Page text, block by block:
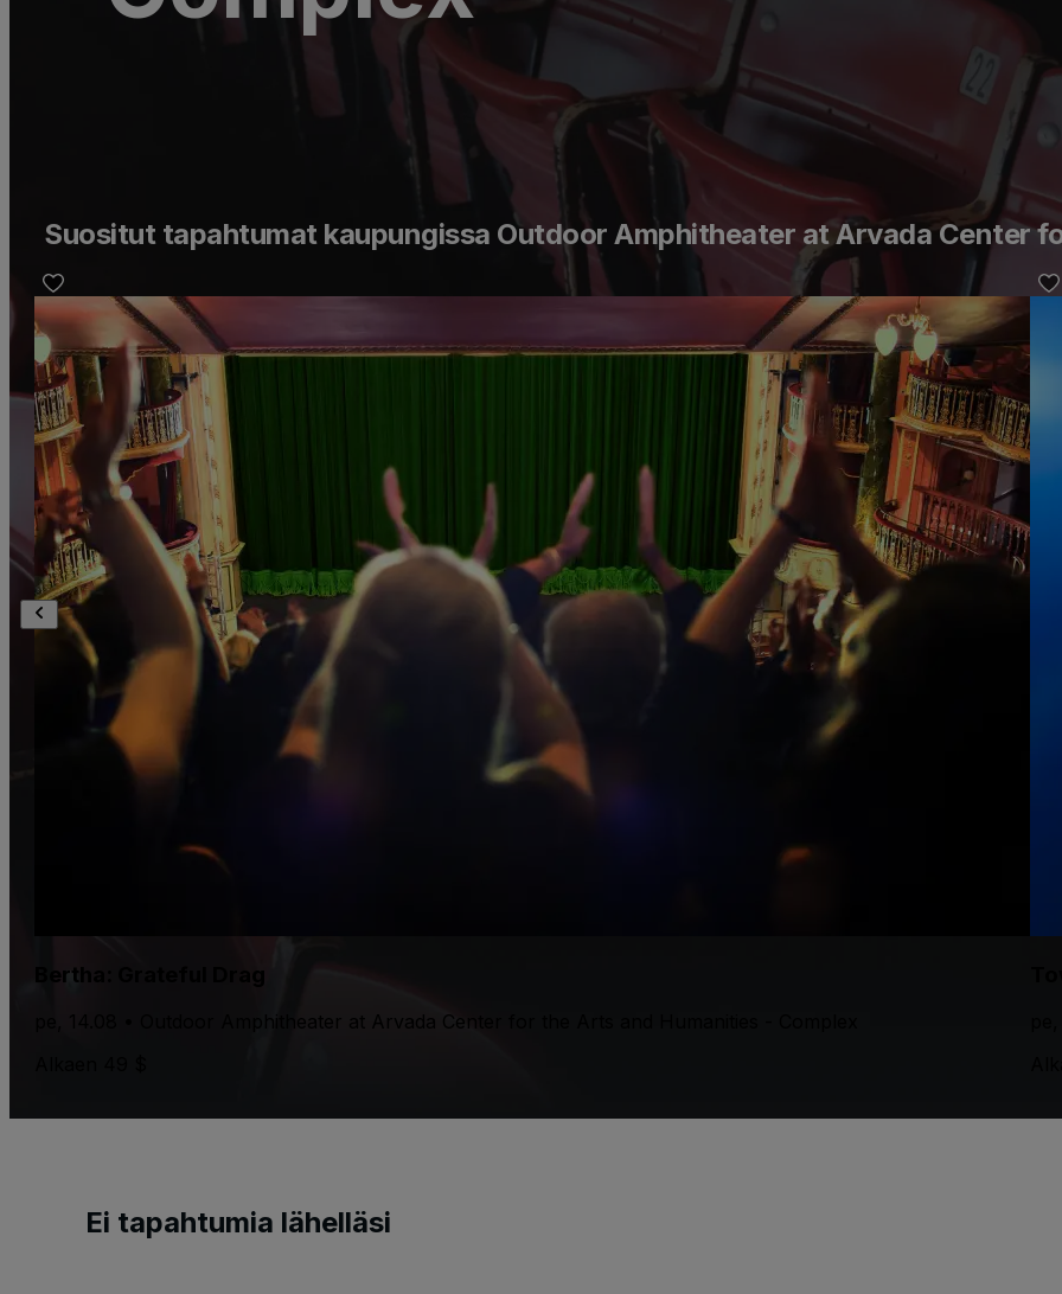
Suositut tapahtumat kaupungissa Outdoor Amphitheater at Arvada Center
Bertha: Grateful Drag
pe, 14.08 • Outdoor Amphitheater at Arvada Center for the Arts and Humanities - Complex
Ei tapahtumia lähelläsi